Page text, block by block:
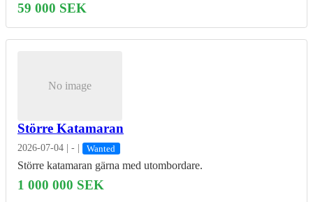
59 000 SEK
No image
Större Katamaran
2026-07-04 | - | Wanted
Större katamaran gärna med utombordare.
1 000 000 SEK